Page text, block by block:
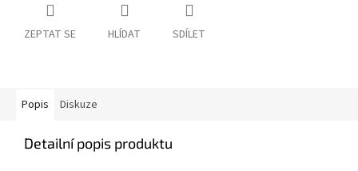
ZEPTAT SE HLÍDAT SDÍLET
Popis Diskuze
Detailní popis produktu